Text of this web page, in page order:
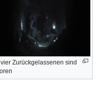
vier Zurückgelassenen sind